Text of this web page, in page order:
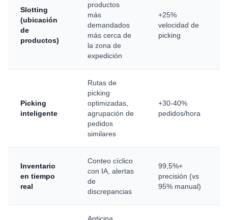
Slotting
(ubicación
de
productos)
productos
más
demandados
más cerca de
la zona de
expedición
+25%
velocidad de
picking
Picking
inteligente
Rutas de
picking
optimizadas,
agrupación de
pedidos
similares
+30-40%
pedidos/hora
Inventario
en tiempo
real
Conteo cíclico
con IA, alertas
de
discrepancias
99,5%+
precisión (vs
95% manual)